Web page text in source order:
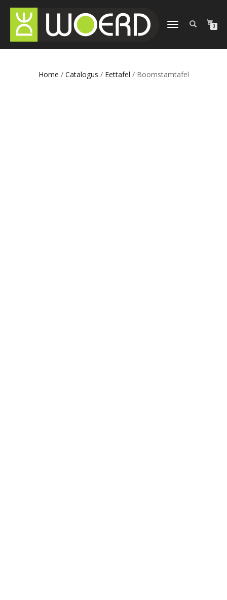
SCHAKEL
0
Home / Catalogus / Eettafel / Boomstamtafel